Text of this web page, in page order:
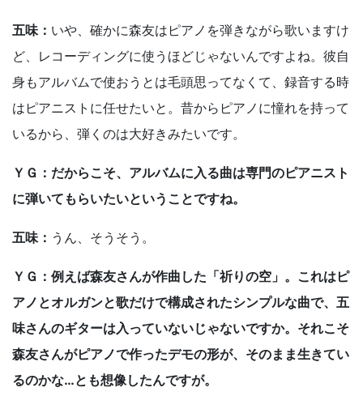
五味： いや、確かに森友はピアノを弾きながら歌いますけ
ど、レコーディングに使うほどじゃないんですよね。彼自
身もアルバムで使おうとは毛頭思ってなくて、録音する時
はピアニストに任せたいと。昔からピアノに憧れを持って
いるから、弾くのは大好きみたいです。
ＹＧ：だからこそ、アルバムに入る曲は専門のピアニスト
に弾いてもらいたいということですね。
五味： うん、そうそう。
ＹＧ：例えば森友さんが作曲した「祈りの空」。これはピ
アノとオルガンと歌だけで構成されたシンプルな曲で、五
味さんのギターは入っていないじゃないですか。それこそ
森友さんがピアノで作ったデモの形が、そのまま生きてい
るのかな…とも想像したんですが。